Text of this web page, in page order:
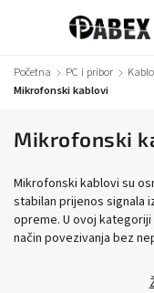
Početna / PC i pribor /
Mikrofonski kablovi
Mikrofonski
Mikrofonski kablovi su
stabilan prijenos signala
opreme. U ovoj
način povezivanja bez